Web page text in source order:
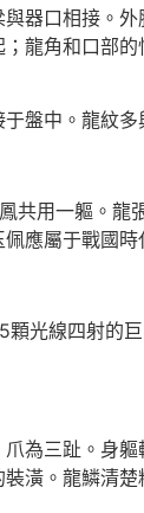
器口相接。外
龍角和口部
中。龍紋多
用一軀。龍
應屬于戰國
線四射的
三趾。身
潢。龍鱗清